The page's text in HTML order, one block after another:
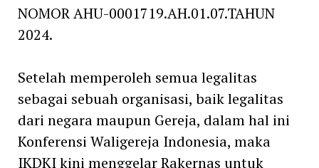
NOMOR AHU-0001719.AH.01.07.TAHUN
2024.
Setelah memperoleh semua legalitas
sebagai sebuah organisasi, baik legalitas
dari negara maupun Gereja, dalam hal ini
Konferensi Waligereja Indonesia, maka
IKDKI kini menggelar Rakernas untuk